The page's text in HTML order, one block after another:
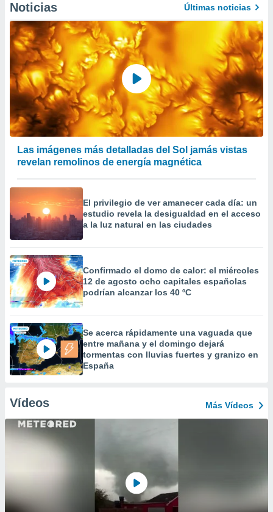
Noticias Últimas noticias
Las imágenes más detalladas del Sol jamás vistas
revelan remolinos de energía magnética
El privilegio de ver amanecer cada día: un
estudio revela la desigualdad en el acceso
a la luz natural en las ciudades
Confirmado el domo de calor: el miércoles
12 de agosto ocho capitales españolas
podrían alcanzar los 40 ºC
Se acerca rápidamente una vaguada que
entre mañana y el domingo dejará
tormentas con lluvias fuertes y granizo en
España
Vídeos Más Vídeos